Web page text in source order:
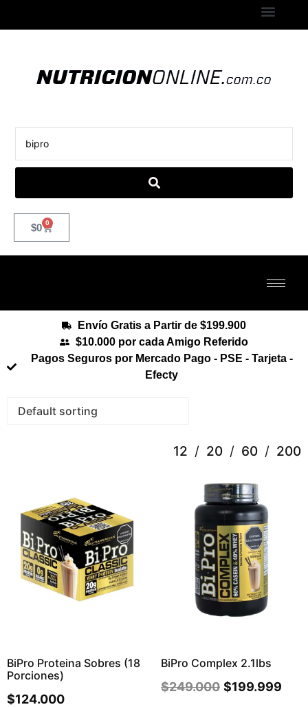
$0 0
Envío Gratis a Partir de $199.900
$10.000 por cada Amigo Referido
Pagos Seguros por Mercado Pago - PSE - Tarjeta -
Efecty
12 20 60 200
BiPro Proteina Sobres (18
Porciones)
$124.000
BiPro Complex 2.1lbs
$249.000 $199.999